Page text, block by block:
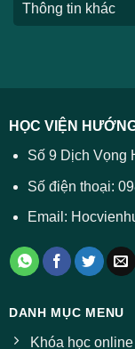
Thông tin khác
HỌC VIỆN
Số 9 Dịch Vọng
Số điện thoại:
Email:
DANH MỤC MENU
Khóa học online